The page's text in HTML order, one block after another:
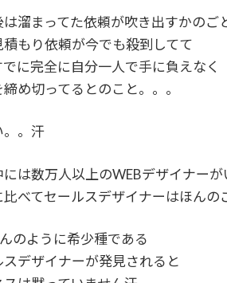
は溜まってた依頼が吹き出すかのご
積もり依頼が今でも殺到してて
でに完全に自分一人で手に負えなく
め切ってるとのこと。。。
。。汗
には数万人以上のWEBデザイナー
比べてセールスデザイナーはほん
のように希少種である
スデザイナーが発見されると